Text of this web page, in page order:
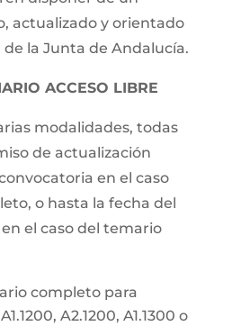
actualizado y orientado
la Junta de Andalucía.
ACCESO LIBRE
modalidades, todas
de actualización
en el caso
o hasta la fecha del
el caso del temario
completo para
A2.1200, A1.1300 o